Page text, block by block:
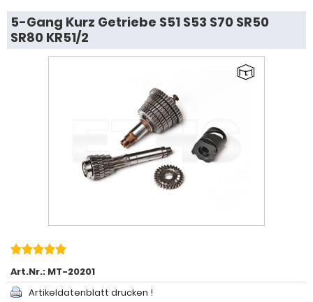
5-Gang Kurz Getriebe S51 S53 S70 SR50
SR80 KR51/2
Art.Nr.: MT-20201
Artikeldatenblatt drucken !